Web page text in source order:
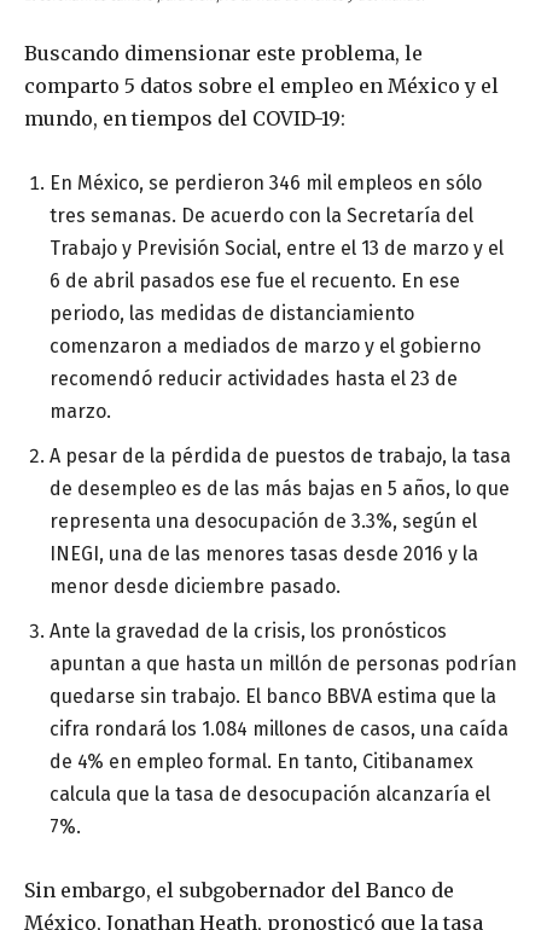
Buscando dimensionar este problema, le
comparto 5 datos sobre el empleo en México y el
mundo, en tiempos del COVID-19:
En México, se perdieron 346 mil empleos en sólo
tres semanas. De acuerdo con la Secretaría del
Trabajo y Previsión Social, entre el 13 de marzo y el
6 de abril pasados ese fue el recuento. En ese
periodo, las medidas de distanciamiento
comenzaron a mediados de marzo y el gobierno
recomendó reducir actividades hasta el 23 de
marzo.
A pesar de la pérdida de puestos de trabajo, la tasa
de desempleo es de las más bajas en 5 años, lo que
representa una desocupación de 3.3%, según el
INEGI, una de las menores tasas desde 2016 y la
menor desde diciembre pasado.
Ante la gravedad de la crisis, los pronósticos
apuntan a que hasta un millón de personas podrían
quedarse sin trabajo. El banco BBVA estima que la
cifra rondará los 1.084 millones de casos, una caída
de 4% en empleo formal. En tanto, Citibanamex
calcula que la tasa de desocupación alcanzaría el
7%.
Sin embargo, el subgobernador del Banco de
México, Jonathan Heath, pronosticó que la tasa